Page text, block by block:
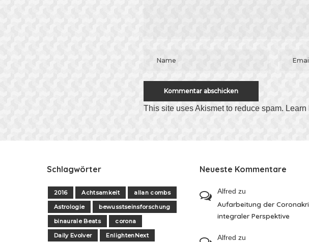
This site uses Akismet to reduce spam.
Schlagwörter
2016 Achtsamkeit
allan combs
Astrologie
bewusstseinsforschung
binaurale Beats
corona
Daily Evolver
EnlightenNext
Neueste Kommentare
Alfred zu
Aufarbeitung der
integraler Perspektive
Alfred zu